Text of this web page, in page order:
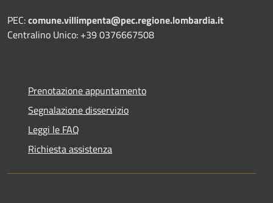
PEC:comune.villimpenta@pec.regione.lombardia.it
Centralino Unico: +39 0376667508
Prenotazione appuntamento
Segnalazione disservizio
Leggi le FAQ
Richiesta assistenza